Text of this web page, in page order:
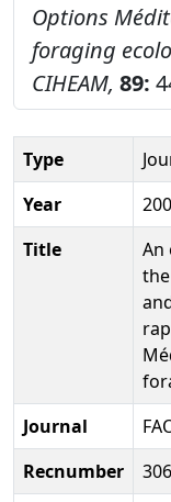
Options
foraging
CIHEAM, 89:
Type
Year
Title
An
Journal
Recnumber
306